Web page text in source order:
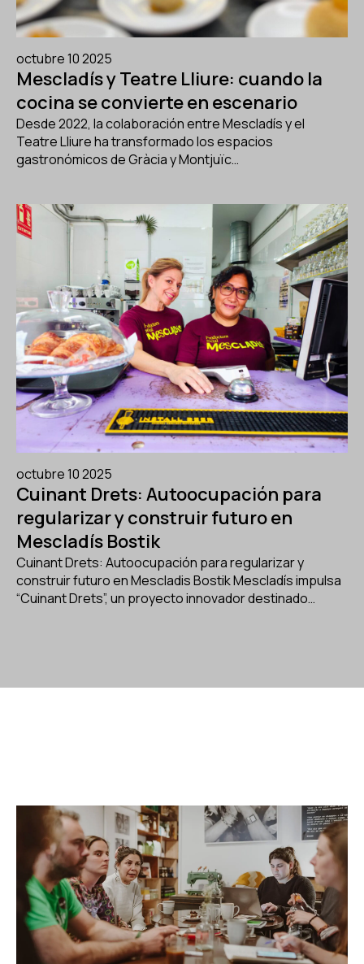
octubre 10 2025
Mescladís y Teatre Lliure: cuando la
cocina se convierte en escenario
Desde 2022, la colaboración entre Mescladís y el
Teatre Lliure ha transformado los espacios
gastronómicos de Gràcia y Montjuïc…
octubre 10 2025
Cuinant Drets: Autoocupación para
regularizar y construir futuro en
Mescladís Bostik
Cuinant Drets: Autoocupación para regularizar y
construir futuro en Mescladis Bostik Mescladís impulsa
“Cuinant Drets”, un proyecto innovador destinado…